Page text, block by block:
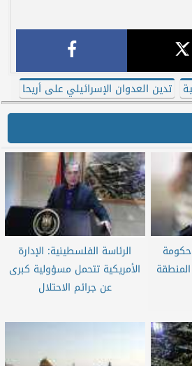
تدين العدوان الإسرائيلي على أريحا
حكومة
الرئاسة الفلسطينية: الإدارة
الأمريكية تتحمل مسؤولية كبرى
عن جرائم الاحتلال